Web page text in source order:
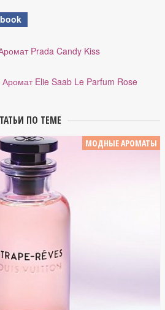
Prada Candy Kiss
Аромат Elie Saab Le Parfum Rose
ПО ТЕМЕ
МОДНЫЕ АРОМАТЫ